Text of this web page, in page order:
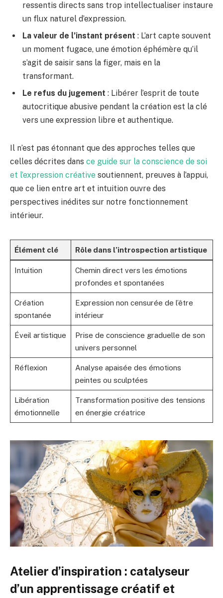
ressentis directs sans trop intellectualiser instaure
un flux naturel d’expression.
La valeur de l’instant présent : L’art capte souvent
un moment fugace, une émotion éphémère qu’il
s’agit de saisir sans la figer, mais en la
transformant.
Le refus du jugement : Libérer l’esprit de toute
autocritique abusive pendant la création est la clé
vers une expression libre et authentique.
Il n’est pas étonnant que des approches telles que
celles décrites dans ce guide sur la conscience de soi
et l’expression créative soutiennent, preuves à l’appui,
que ce lien entre art et intuition ouvre des
perspectives inédites sur notre fonctionnement
intérieur.
Élément clé Rôle dans l’introspection artistique
Intuition
Chemin direct vers les émotions
profondes et spontanées
Création
spontanée
Expression non censurée de l’être
intérieur
Éveil artistique
Prise de conscience graduelle de son
univers personnel
Réflexion
Analyse apaisée des émotions
peintes ou sculptées
Libération
émotionnelle
Transformation positive des tensions
en énergie créatrice
Atelier d’inspiration : catalyseur
d’un apprentissage créatif et